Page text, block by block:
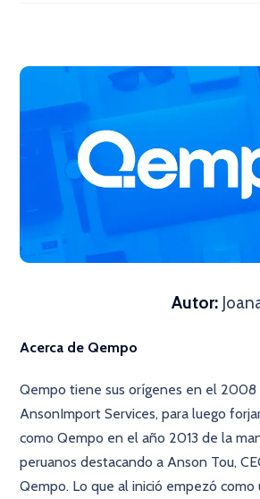
Autor:
Acerca de Qempo
Qempo tiene sus orígenes en el 2008
AnsonImport Services, para luego
como Qempo en el año 2013 de la
peruanos destacando a Anson Tou,
Qempo. Lo que al inició empezó como